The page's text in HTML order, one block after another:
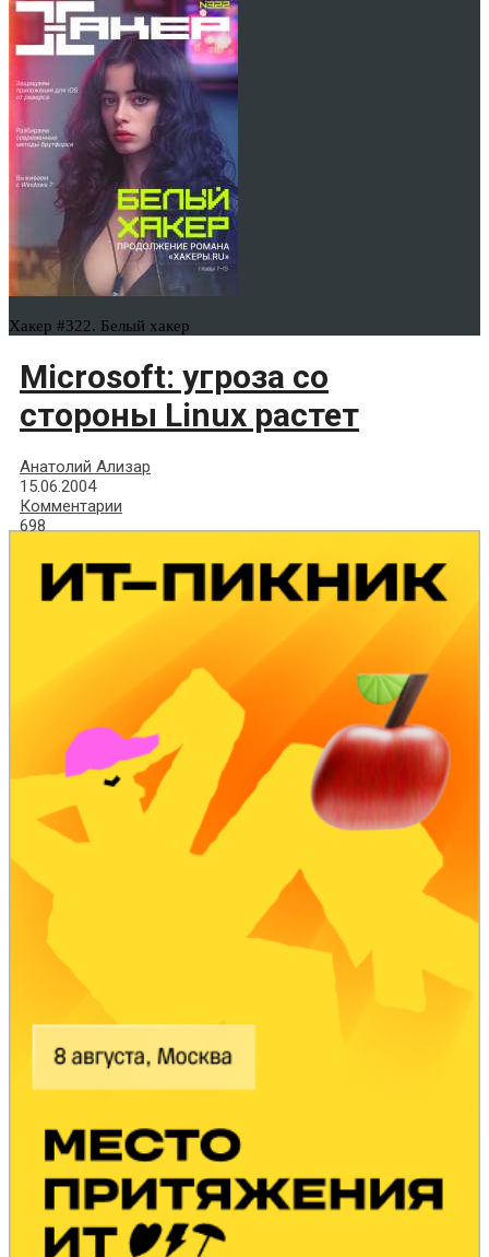
Хакер #322. Белый хакер
Microsoft: угроза со
стороны Linux растет
Анатолий Ализар
15.06.2004
Комментарии
698